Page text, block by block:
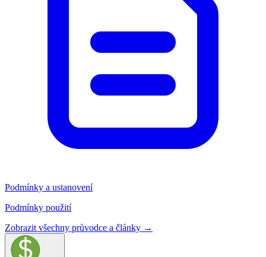
Podmínky a ustanovení
Podmínky použití
Zobrazit všechny průvodce a články →